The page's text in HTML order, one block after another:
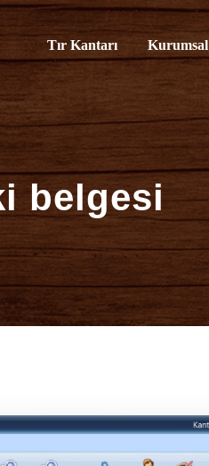
Tır Kantarı Kurumsal
belgesi